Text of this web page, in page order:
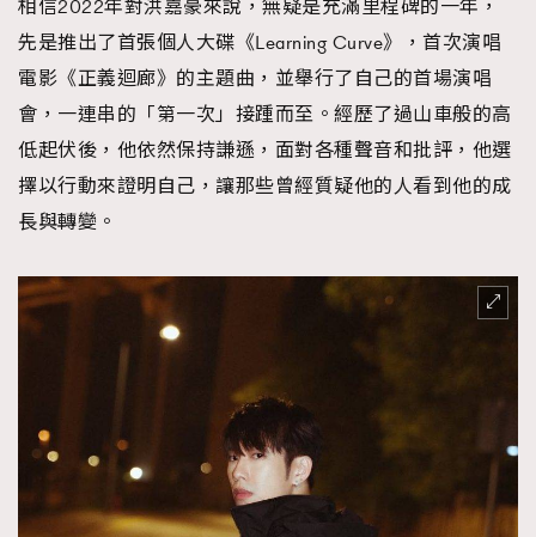
相信2022年對洪嘉豪來說，無疑是充滿里程碑的一年，
先是推出了首張個人大碟《Learning Curve》，首次演唱
電影《正義迴廊》的主題曲，並舉行了自己的首場演唱
會，一連串的「第一次」接踵而至。經歷了過山車般的高
低起伏後，他依然保持謙遜，面對各種聲音和批評，他選
擇以行動來證明自己，讓那些曾經質疑他的人看到他的成
長與轉變。